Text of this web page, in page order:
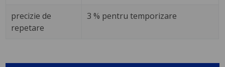
precizie de
repetare
3 % pentru temporizare